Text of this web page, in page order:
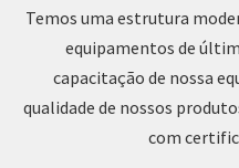
Temos uma estrutura
equipamentos de
capacitação de nossa
qualidade de nossos
com